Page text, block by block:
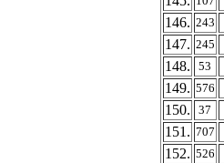
146. 243
147. 245
148.
53
149. 576
150.
37
151. 707
152. 526